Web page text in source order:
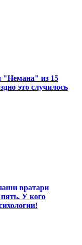
"Немана" из 15
это случилось
вратари
У кого